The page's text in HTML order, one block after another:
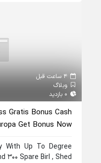
وبلاگ
Gratis Bonus Cash
Get Bonus Now
With Up To Degree
300 Spare Birl , Shed...